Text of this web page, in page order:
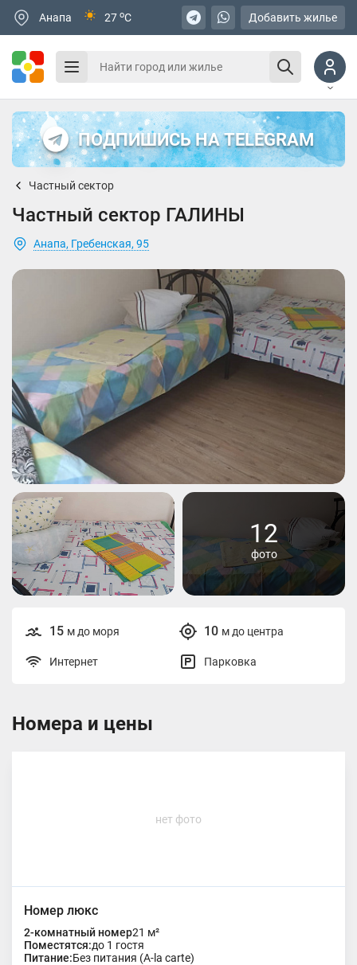
Анапа 27 oC Добавить жилье
ПОДПИШИСЬ НА TELEGRAM
Частный сектор
Частный сектор ГАЛИНЫ
Анапа, Гребенская, 95
12
фото
15 м до моря 10 м до центра
Интернет Парковка
Номера и цены
нет фото
Номер люкс
2-комнатный номер21 м²
Поместятся:до 1 гостя
Питание:Без питания (A-la carte)